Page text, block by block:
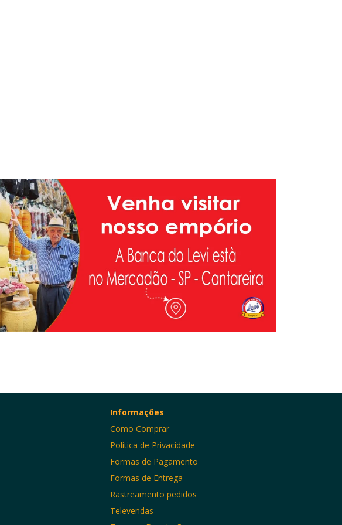
Informações
Como Comprar
Política de Privacidade
Formas de Pagamento
Formas de Entrega
Rastreamento pedidos
Televendas